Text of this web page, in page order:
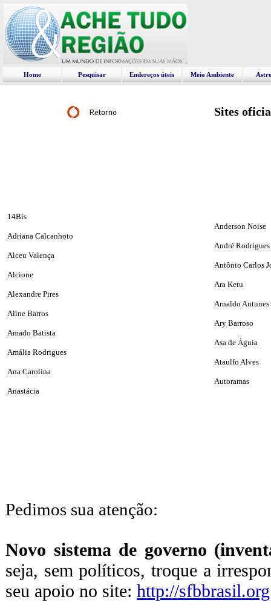
Home Pesquisar Endereços úteis Meio Ambiente
Sites
14Bis
Adriana Calcanhoto
Alceu Valença
Alcione
Alexandre Pires
Aline Barros
Amado Batista
Amália Rodrigues
Ana Carolina
Anastácia
Anderson Noise
André Rodrigues
Antônio Carlos
Ara Ketu
Arnaldo Antunes
Ary Barroso
Asa de Águia
Ataulfo Alves
Autoramas
Pedimos sua atenção:
Novo sistema de governo
seja, sem políticos, troque a
seu apoio no site: http://sfbbrasil.org